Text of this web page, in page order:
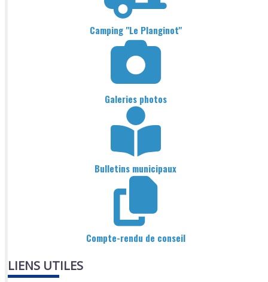
Camping "Le Planginot"
Galeries photos
Bulletins municipaux
Compte-rendu de conseil
LIENS UTILES